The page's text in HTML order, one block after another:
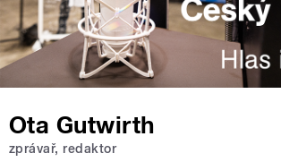
Ota Gutwirth
zprávař, redaktor